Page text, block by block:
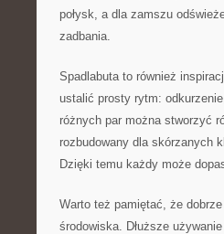
połysk, a dla zamszu
zadbania.
Spadlabuta to również
ustalić prosty rytm:
różnych par można stworzyć
rozbudowany dla skórzanych
Dzięki temu każdy może
Warto też pamiętać, że
środowiska. Dłuższe